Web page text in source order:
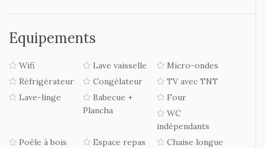
Equipements
Wifi Lave vaisselle
Micro-ondes
Réfrigérateur
Congélateur
TV avec TNT
Lave-linge
Babecue +
Plancha
Four
WC
indépendants
Poêle à bois
Espace repas
Chaise longue